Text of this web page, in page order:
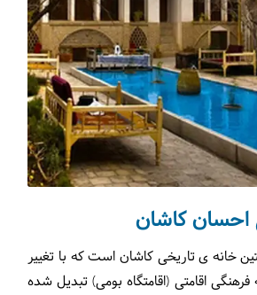
احسان کاشان
خانه­ ی تاریخی کاشان است که با تغییر
اقامتی (اقامتگاه بومی) تبدیل شده